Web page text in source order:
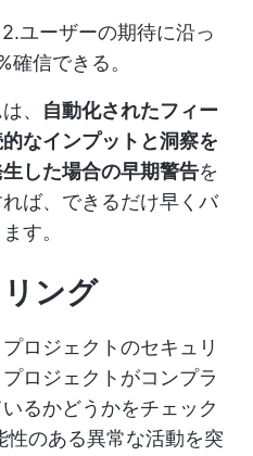
ユーザーの期待に沿っ
信できる。
、 自動化されたフィー
なインプットと洞察を
した場合の早期警告を
ば、できるだけ早くバ
す。
ング
ロジェクトのセキュリ
ロジェクトがコンプラ
るかどうかをチェック
性のある異常な活動を突